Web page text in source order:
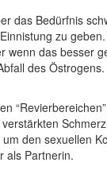
das Bedürfnis
zu geben.
das besser
des
den sexuellen
als Partnerin.